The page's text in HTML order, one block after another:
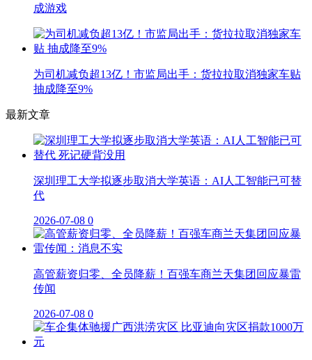
成游戏
为司机减负超13亿！市监局出手：货拉拉取消独家车贴
抽成降至9%
最新文章
深圳理工大学拟逐步取消大学英语：AI人工智能已可替
代
2026-07-08 0
高管薪资归零、全员降薪！百强车商兰天集团回应暴雷
传闻
2026-07-08 0